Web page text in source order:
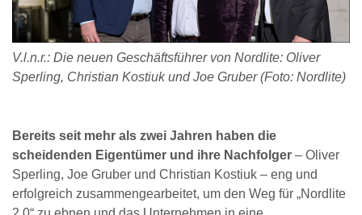
V.l.n.r.: Die neuen Geschäftsführer von Nordlite: Oliver
Sperling, Christian Kostiuk und Joe Gruber (Foto: Nordlite)
Bereits seit mehr als zwei Jahren haben die
scheidenden Eigentümer und ihre Nachfolger – Oliver
Sperling, Joe Gruber und Christian Kostiuk – eng und
erfolgreich zusammengearbeitet, um den Weg für „Nordlite